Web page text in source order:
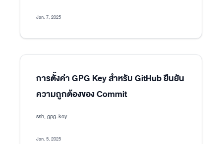
Jan. 7, 2025
การตั้งค่า GPG Key สำหรับ GitHub ยืนยัน
ความถูกต้องของ Commit
ssh, gpg-key
Jan. 5, 2025